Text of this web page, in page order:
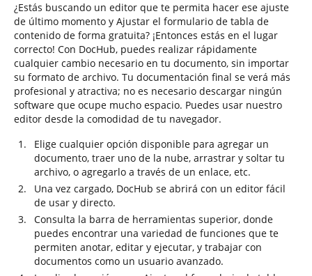
¿Estás buscando un editor que te permita hacer ese ajuste
de último momento y Ajustar el formulario de tabla de
contenido de forma gratuita? ¡Entonces estás en el lugar
correcto! Con DocHub, puedes realizar rápidamente
cualquier cambio necesario en tu documento, sin importar
su formato de archivo. Tu documentación final se verá más
profesional y atractiva; no es necesario descargar ningún
software que ocupe mucho espacio. Puedes usar nuestro
editor desde la comodidad de tu navegador.
Elige cualquier opción disponible para agregar un
documento, traer uno de la nube, arrastrar y soltar tu
archivo, o agregarlo a través de un enlace, etc.
Una vez cargado, DocHub se abrirá con un editor fácil
de usar y directo.
Consulta la barra de herramientas superior, donde
puedes encontrar una variedad de funciones que te
permiten anotar, editar y ejecutar, y trabajar con
documentos como un usuario avanzado.